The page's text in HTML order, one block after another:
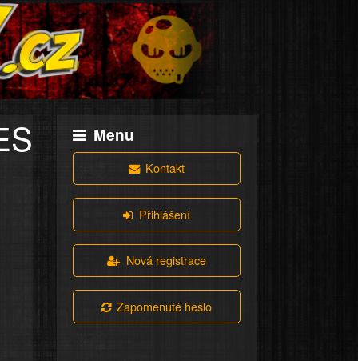
Menu
Kontakt
Přihlášení
Nová registrace
Zapomenuté heslo